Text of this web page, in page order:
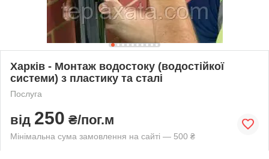
Харків - Монтаж водостоку (водостійкої
системи) з пластику та сталі
Послуга
від 250 ₴/пог.м
Мінімальна сума замовлення на сайті — 500 ₴